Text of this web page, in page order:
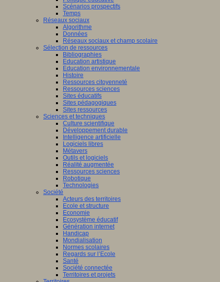
Scénarios prospectifs
Temps
Réseaux sociaux
Algorithme
Données
Réseaux sociaux et champ scolaire
Sélection de ressources
Bibliographies
Education artistique
Education environnementale
Histoire
Ressources citoyenneté
Ressources sciences
Sites éducatifs
Sites pédagogiques
Sites ressources
Sciences et techniques
Culture scientifique
Développement durable
Intelligence artificielle
Logiciels libres
Métavers
Outils et logiciels
Réalité augmentée
Ressources sciences
Robotique
Technologies
Société
Acteurs des territoires
Ecole et structure
Economie
Ecosystème éducatif
Génération internet
Handicap
Mondialisation
Normes scolaires
Regards sur l’Ecole
Santé
Société connectée
Territoires et projets